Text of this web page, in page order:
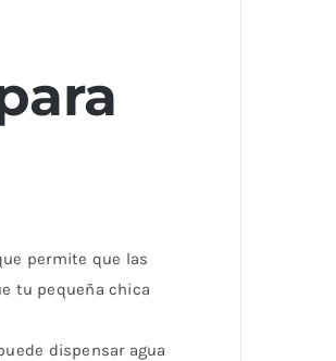
permite que las
tu pequeña chica
dispensar agua